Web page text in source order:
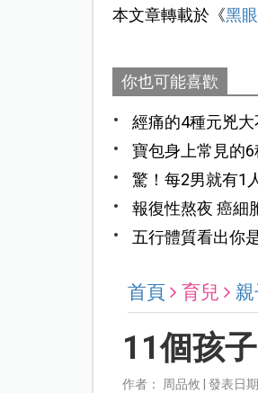
本文章轉載於《黑
你也可能喜歡
經痛的4種元兇
寶包身上常見的
驚！每2男就有1
報復性熬夜 癌細
五行體質看出你
首頁 育兒
11個孩
作者： 周品攸 | 發表日